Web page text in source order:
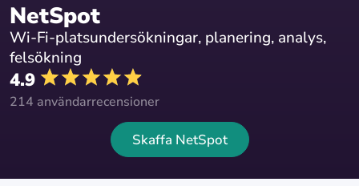
NetSpot
Wi-Fi-platsundersökningar, planering, analys,
felsökning
4.9
214 användarrecensioner
Skaffa NetSpot